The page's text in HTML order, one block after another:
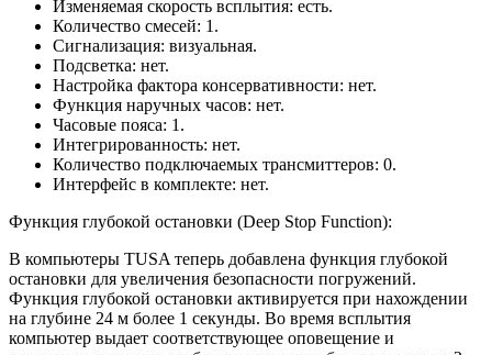
Изменяемая скорость всплытия: есть.
Количество смесей: 1.
Сигнализация: визуальная.
Подсветка: нет.
Настройка фактора консервативности: нет.
Функция наручных часов: нет.
Часовые пояса: 1.
Интегрированность: нет.
Количество подключаемых трансмиттеров: 0.
Интерфейс в комплекте: нет.
Функция глубокой остановки (Deep Stop Function):
В компьютеры TUSA теперь добавлена функция глубокой
остановки для увеличения безопасности погружений.
Функция глубокой остановки активируется при нахождении
на глубине 24 м более 1 секунды. Во время всплытия
компьютер выдает соответствующее оповещение и